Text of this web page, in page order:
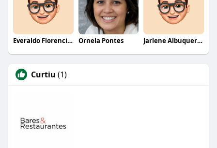
Everaldo Florencio De Melo Ornela Pontes Jarlene Albuquerque
Curtiu (1)